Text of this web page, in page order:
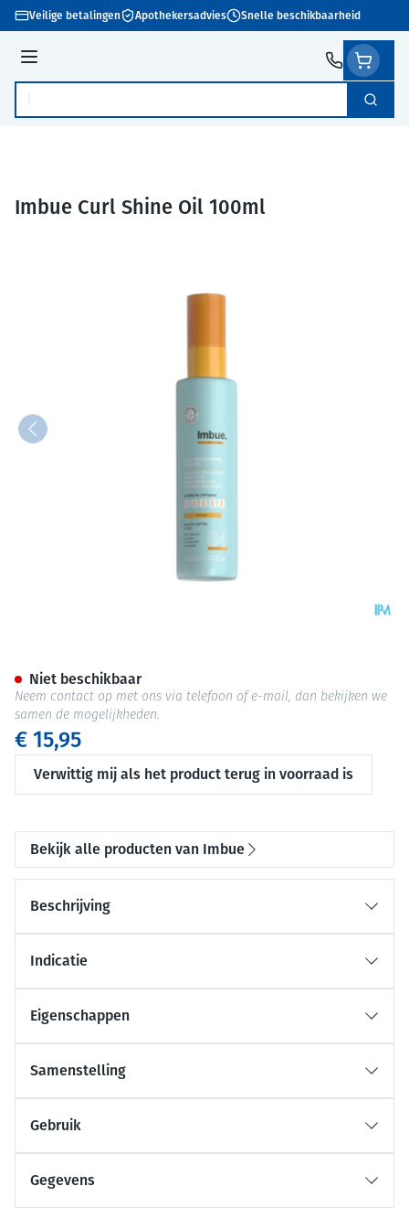
Ga naar de inhoud
Veilige betalingen Apothekersadvies Snelle beschikbaarheid
Menu
Product, merk, categorie... Zoek
Imbue Curl Shine Oil 100ml
€ 15,95
Verwittig mij als het product terug in voorraad is
Niet beschikbaar
Neem contact op met ons via telefoon of e-mail, dan bekijken we
samen de mogelijkheden.
Bekijk alle producten van Imbue
Beschrijving
Indicatie
Eigenschappen
Samenstelling
Gebruik
Gegevens